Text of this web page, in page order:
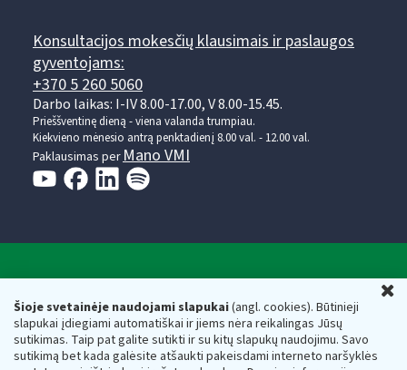
Šioje svetainėje naudojami slapukai(angl. cookies). Būtinieji
slapukai įdiegiami automatiškai ir jiems nėra reikalingas Jūsų
sutikimas. Taip pat galite sutikti ir su kitų slapukų naudojimu. Savo
sutikimą bet kada galėsite atšaukti pakeisdami interneto naršyklės
Konsultacijos mokesčių klausimais ir paslaugos
gyventojams:
+370 5 260 5060
Darbo laikas: I-IV 8.00-17.00, V 8.00-15.45.
Prieššventinę dieną - viena valanda trumpiau.
Kiekvieno mėnesio antrą penktadienį 8.00 val. - 12.00 val.
Paklausimas perMano VMI
Valstybinė mokesčių inspekcija prie Lietuvos
Respublikos finansų ministerijos
Biudžetinė įstaiga. Juridinio asmens kodas — 188659752,
adresas: Vasario 16-osios g. 14, 01107 Vilnius, Lietuva, el.paštas:
vmi@vmi.lt , E. pristatymo dėžutės adresas 188659752